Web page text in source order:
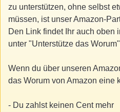
zu unterstützen, ohne selbst
müssen, ist unser Amazon-
Den Link findet Ihr auch oben
unter "Unterstütze das
Wenn du über unseren
das Worum von Amazon eine
- Du zahlst keinen Cent mehr